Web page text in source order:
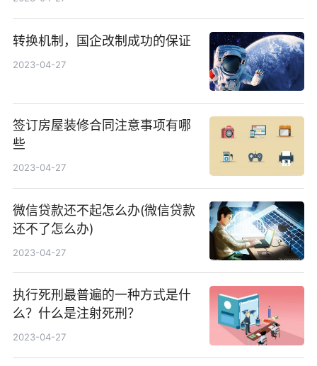
转换机制，国企改制成功的保证
2023-04-27
签订房屋装修合同注意事项有哪
些
2023-04-27
微信贷款还不起怎么办(微信贷款
还不了怎么办)
2023-04-27
执行死刑最普遍的一种方式是什
么？什么是注射死刑？
2023-04-27